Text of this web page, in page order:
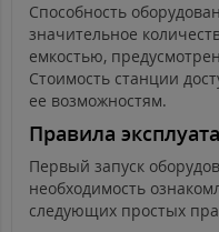
Способность
значительное
емкостью,
Стоимость станции
ее возможностям.
Правила
Первый запуск
необходимость
следующих простых